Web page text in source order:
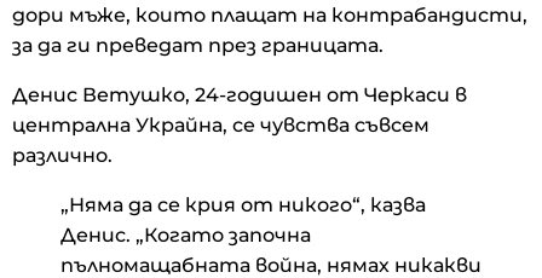
дори мъже, които плащат на контрабандисти,
за да ги преведат през границата.
Денис Ветушко, 24-годишен от Черкаси в
централна Украйна, се чувства съвсем
различно.
„Няма да се крия от никого“, казва
Денис. „Когато започна
пълномащабната война, нямах никакви